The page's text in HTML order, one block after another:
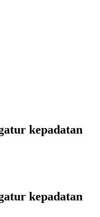
kepadatan
kepadatan